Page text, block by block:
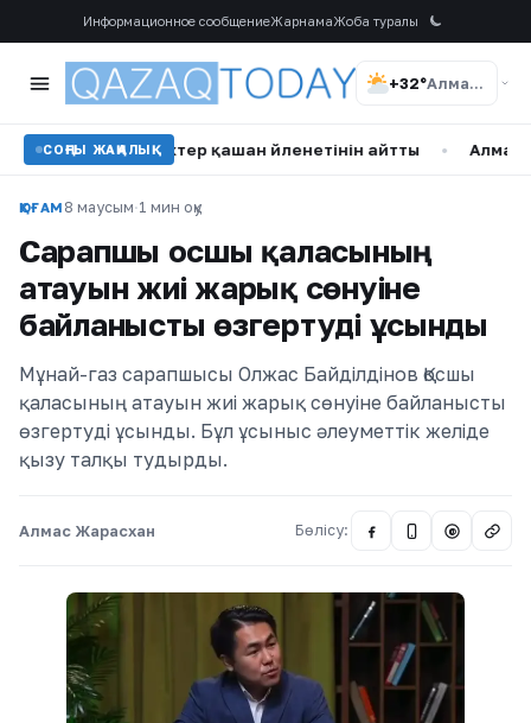
Информационное сообщениеЖарнамаЖоба туралы
+32° Алматы
СОҢҒЫ ЖАҢАЛЫҚ
актер қашан үйленетінін айтты • Алматыда жүлде
ҚОҒАМ 8 маусым·1 мин оқу
Сарапшы Қосшы қаласының
атауын жиі жарық сөнуіне
байланысты өзгертуді ұсынды
Мұнай-газ сарапшысы Олжас Байділдінов Қосшы
қаласының атауын жиі жарық сөнуіне байланысты
өзгертуді ұсынды. Бұл ұсыныс әлеуметтік желіде
қызу талқы тудырды.
Алмас Жарасхан Бөлісу: @